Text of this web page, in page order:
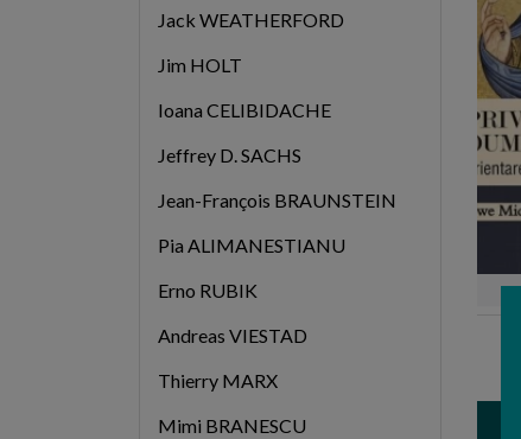
Jack WEATHERFORD
Jim HOLT
Ioana CELIBIDACHE
Jeffrey D. SACHS
Jean-François BRAUNSTEIN
Pia ALIMANESTIANU
Erno RUBIK
Andreas VIESTAD
Thierry MARX
Mimi BRANESCU